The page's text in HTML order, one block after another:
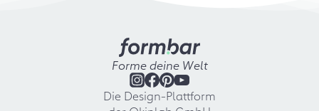
Forme deine Welt
Die Design-Plattform